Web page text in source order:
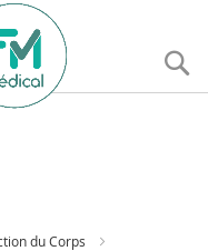
du Corps